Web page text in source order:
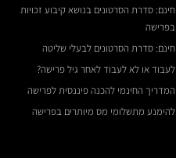
חינם: סדרת הסרטונים בנושא קיבוע זכויות
בפרישה
חינם: סדרת הסרטונים לבעלי שליטה
לעבוד או לא לעבוד לאחר גיל פרישה?
המדריך החינמי להכנה פיננסית לפרישה
להימנע מתשלומי מס מיותרים בפרישה